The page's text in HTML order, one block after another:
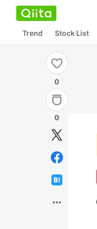
Trend Stock List
0
0
more_horiz